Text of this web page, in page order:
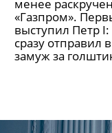
В отличие от
рублевый, а
принадлежит